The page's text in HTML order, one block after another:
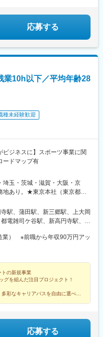
応募する
業10h以下／平均年齢28
種未経験歓迎
ビジネスに】スポーツ事業に関
ードマップ有
埼玉・茨城・滋賀・大阪・京
あり。★東京本社（東京都豊
迎★■東京都豊島区東池袋1-25-6
数路線利用可能でアクセス良
仙台市宮城野区榴岡3-4-1 アゼ
460-0008愛知県名古屋市中区栄
〒810-0001福岡県福岡市中央
希望地）になります◎テルル大
店◎テルルMEGAドン・キホ
ドー横浜別所店◎テルルそよら
駅、蒲田駅、新三郷駅、上大岡
電雑司ケ谷駅、新高円寺駅、蓮
業） ※前職から年収90万円アッ
の新規事業
グを組んだ注目プロジェクト！
彩なキャリアパスを自由に選べる
応募する